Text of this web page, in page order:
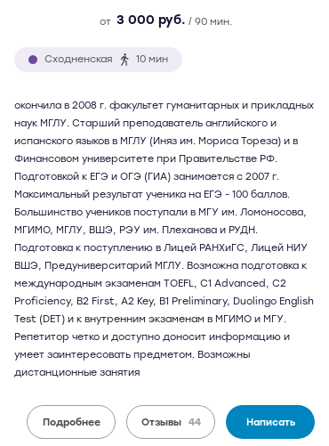
от 3 000 руб. / 90 мин.
Сходненская 10 мин
окончила в 2008 г. факультет гуманитарных и прикладных
наук МГЛУ. Старший преподаватель английского и
испанского языков в МГЛУ (Иняз им. Мориса Тореза) и в
Финансовом университете при Правительстве РФ.
Подготовкой к ЕГЭ и ОГЭ (ГИА) занимается с 2007 г.
Максимальный результат ученика на ЕГЭ - 100 баллов.
Большинство учеников поступали в МГУ им. Ломоносова,
МГИМО, МГЛУ, ВШЭ, РЭУ им. Плеханова и РУДН.
Подготовка к поступлению в Лицей РАНХиГС, Лицей НИУ
ВШЭ, Предуниверситарий МГЛУ. Возможна подготовка к
международным экзаменам TOEFL, C1 Advanced, C2
Proficiency, B2 First, A2 Key, B1 Preliminary, Duolingo English
Test (DET) и к внутренним экзаменам в МГИМО и МГУ.
Репетитор четко и доступно доносит информацию и
умеет заинтересовать предметом. Возможны
дистанционные занятия
Подробнее Отзывы 44 Написать